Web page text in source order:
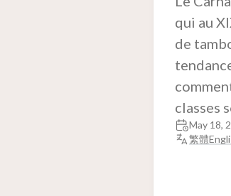
qui au
de
classes
May 18,
繁體